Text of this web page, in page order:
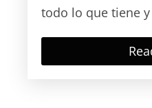
todo lo que tiene